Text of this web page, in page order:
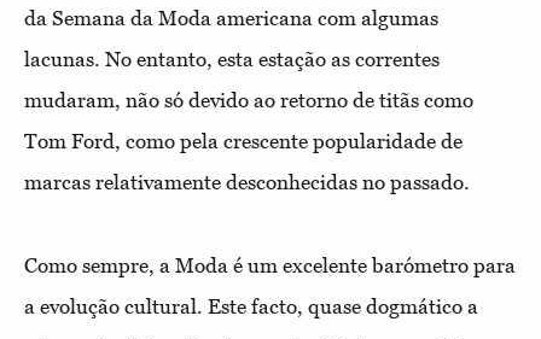
da Semana da Moda americana com algumas
lacunas. No entanto, esta estação as correntes
mudaram, não só devido ao retorno de titãs como
Tom Ford, como pela crescente popularidade de
marcas relativamente desconhecidas no passado.
Como sempre, a Moda é um excelente barómetro para
a evolução cultural. Este facto, quase dogmático a